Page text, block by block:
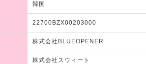
韓国
22700BZX00203000
株式会社BLUEOPENER
株式会社スウィート